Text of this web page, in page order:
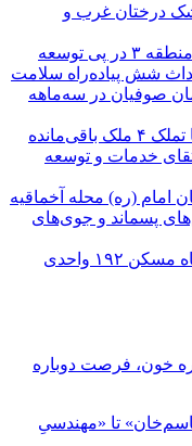
درختان غرب و
تجلیل ورزشکاران تبریز از شهردار منطقه ۳ در پی توسعه
شش پیاده‌راه سلامت
صوفیان در سه‌ماهه
خدمات و توسعه
امام (ره) محله آخماقیه
پسماند و جوی‌های
تشریح آخرین وضعیت پروژه قرارگاه مسکن ۱۹۲ واحدی
خون، فرصت دوباره
تا «مهندسیِ